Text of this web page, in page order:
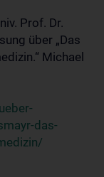
Prof. Dr.
über „Das
Michael
das-